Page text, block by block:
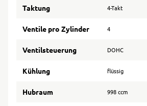
Taktung 4-Takt
Ventile pro Zylinder 4
Ventilsteuerung DOHC
Kühlung flüssig
Hubraum 998 ccm